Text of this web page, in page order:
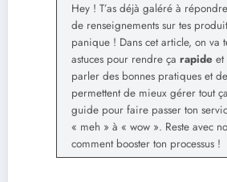
Hey ! T’as déjà galéré à
de renseignements sur tes
panique ! Dans cet article, on va
astuces pour rendre ça rapide et
parler des bonnes pratiques et
permettent de mieux gérer tout
guide pour faire passer ton
« meh » à « wow ». Reste avec
comment booster ton processus !